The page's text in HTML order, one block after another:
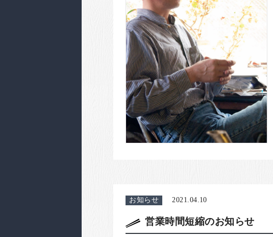
お知らせ 2021.04.10
営業時間短縮のお知らせ